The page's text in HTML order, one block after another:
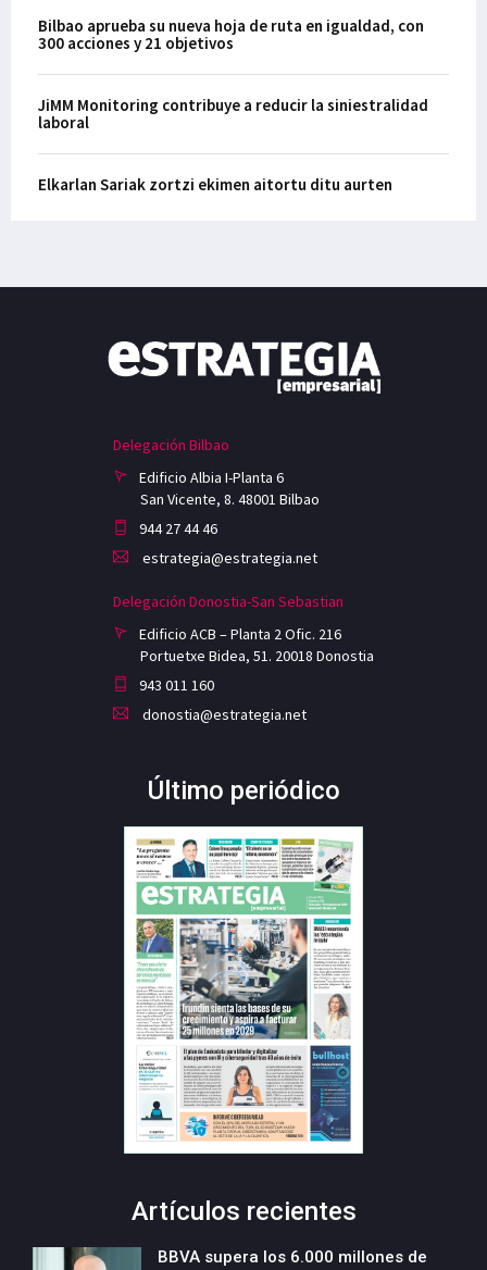
Bilbao aprueba su nueva hoja de ruta en igualdad, con
300 acciones y 21 objetivos
JiMM Monitoring contribuye a reducir la siniestralidad
laboral
Elkarlan Sariak zortzi ekimen aitortu ditu aurten
Delegación Bilbao
Edificio Albia I-Planta 6
San Vicente, 8. 48001 Bilbao
944 27 44 46
estrategia@estrategia.net
Delegación Donostia-San Sebastian
Edificio ACB – Planta 2 Ofic. 216
Portuetxe Bidea, 51. 20018 Donostia
943 011 160
donostia@estrategia.net
Último periódico
Artículos recientes
BBVA supera los 6.000 millones de